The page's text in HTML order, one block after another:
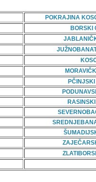
POKRAJINA
BORSKI